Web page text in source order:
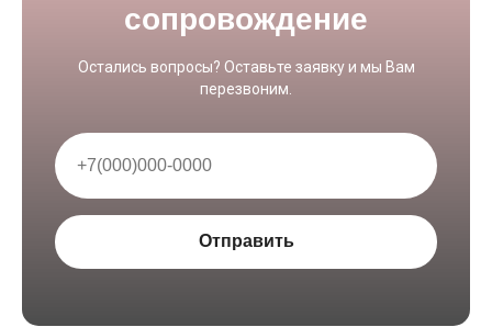
сопровождение
Остались вопросы? Оставьте заявку и мы Вам
перезвоним.
Отправить